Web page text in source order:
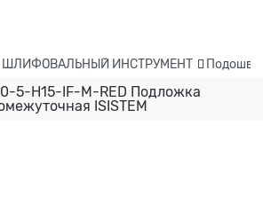
ШЛИФОВАЛЬНЫЙ ИНСТРУМЕНТ
5-H15-IF-M-RED Подложка
ISISTEM